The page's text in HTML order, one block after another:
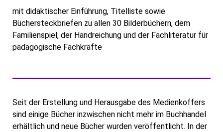
mit didaktischer Einführung, Titelliste sowie
Büchersteckbriefen zu allen 30 Bilderbüchern, dem
Familienspiel, der Handreichung und der Fachliteratur für
pädagogische Fachkräfte
Seit der Erstellung und Herausgabe des Medienkoffers
sind einige Bücher inzwischen nicht mehr im Buchhandel
erhältlich und neue Bücher wurden veröffentlicht. In der